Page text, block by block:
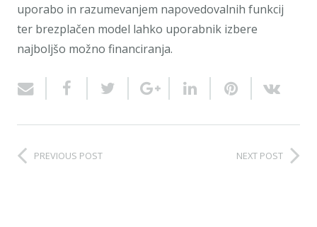
uporabo in razumevanjem napovedovalnih funkcij
ter brezplačen model lahko uporabnik izbere
najboljšo možno financiranja.
PREVIOUS POST NEXT POST